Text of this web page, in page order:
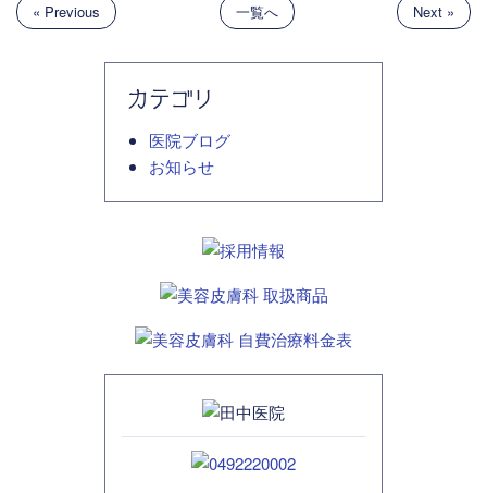
« Previous 一覧へ Next »
カテゴリ
医院ブログ
お知らせ